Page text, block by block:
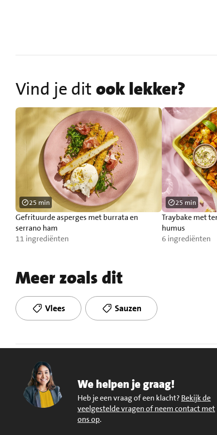
Vind je ditook lekker?
Gefrituurde asperges met burrata en
serrano ham
11 ingrediënten
25 min
Traybake met
humus
6 ingrediënten
25 min
Meer zoals dit
Vlees Sauzen
We helpen je graag!
Heb je een vraag of een klacht? Bekijk de
veelgestelde vragen of neem contact met
ons op.